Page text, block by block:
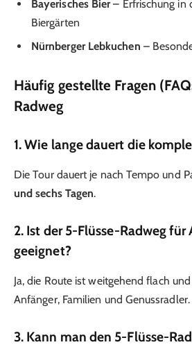
Bayerisches Bier– Erfrischung in
Biergärten
Nürnberger Lebkuchen –
Häufig gestellte Fragen
Radweg
1. Wie lange dauert die
Die Tour dauert je nach Tempo und
und sechs Tagen.
2. Ist der 5-Flüsse-Radweg für
geeignet?
Ja, die Route ist weitgehend flach
Anfänger, Familien und Genussradler.
3. Kann man den 5-Flüsse-